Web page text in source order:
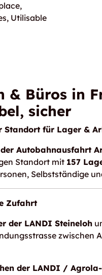
Utilisable
& Büros in
sicher
Standort für Lager &
Autobahnausfahrt
Standort mit 157
Selbstständige
Zufahrt
der LANDI Steineloh
zwischen
der LANDI /